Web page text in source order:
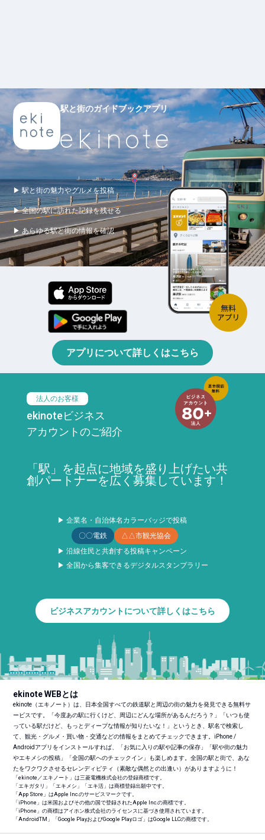
駅と街のガイドブックアプリ
▶ 駅と街の魅力やグルメを投稿
▶ 全国の駅に訪れた記録を残せる
▶ あらゆる駅と街の情報を確認
アプリについて詳しくはこちら
法人のお客様
ekinoteビジネス
アカウントのご紹介
「駅」を起点に地域を盛り上げたい共
創パートナーを広く募集しています！
▶ 企業名・自治体名カラーバッジで投稿
〇〇電鉄
△△市観光協会
▶ 沿線住民と共創する投稿キャンペーン
▶ 全国から集客できるデジタルスタンプラリー
ビジネスアカウントについて詳しくはこちら
ekinote WEBとは
ekinote（エキノート）は、日本全国すべての鉄道駅と周辺の街の魅力を発見できる無料サ
ービスです。「今度あの駅に行くけど、周辺にどんな場所があるんだろう？」「いつも使
っている駅だけど、もっとディープな情報が知りたいな！」というとき、駅名で検索し
て、観光・グルメ・買い物・交通などの情報をまとめてチェックできます。iPhone /
Androidアプリをインストールすれば、「お気に入りの駅や記事の保存」「駅や街の魅力
やエキメシの投稿」「全国の駅へのチェックイン」も楽しめます。全国の駅と街で、あな
たをワクワクさせるセレンディピティ（素敵な偶然との出逢い）がありますように！
「ekinote／エキノート」は三菱電機株式会社の登録商標です。
「エキガタリ」「エキメシ」「エキ活」は商標登録出願中です。
「App Store」はApple Inc.のサービスマークです。
「iPhone」は米国およびその他の国で登録されたApple Inc.の商標です。
「iPhone」の商標はアイホン株式会社のライセンスに基づき使用されています。
「AndroidTM 」「Google PlayおよびGoogle Playロゴ」はGoogle LLCの商標です。